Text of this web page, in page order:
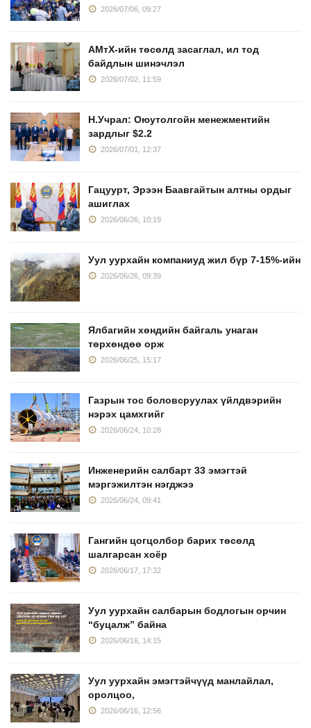
2026/07/06, 09:27
АМтХ-ийн төсөлд засаглал, ил тод
байдлын шинэчлэл
2026/07/02, 11:59
Н.Учрал: Оюутолгойн менежментийн
зардлыг $2.2
2026/07/01, 12:37
Гацуурт, Эрээн Баавгайтын алтны ордыг
ашиглах
2026/06/26, 10:19
Уул уурхайн компаниуд жил бүр 7-15%-ийн
2026/06/26, 09:39
Ялбагийн хөндийн байгаль унаган
төрхөндөө орж
2026/06/25, 15:17
Газрын тос боловсруулах үйлдвэрийн
нэрэх цамхгийг
2026/06/24, 10:28
Инженерийн салбарт 33 эмэгтэй
мэргэжилтэн нэгджээ
2026/06/24, 09:41
Гангийн цогцолбор барих төсөлд
шалгарсан хоёр
2026/06/17, 17:32
Уул уурхайн салбарын бодлогын орчин
“буцалж” байна
2026/06/16, 14:15
Уул уурхайн эмэгтэйчүүд манлайлал,
оролцоо,
2026/06/16, 12:56